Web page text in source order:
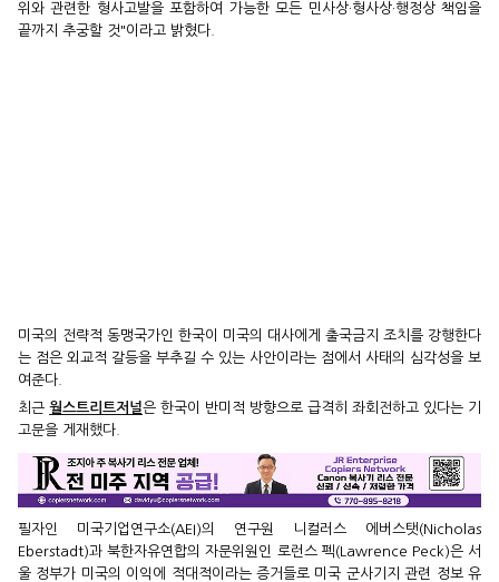
위와 관련한 형사고발을 포함하여 가능한 모든 민사상·형사상·행정상 책임을
끝까지 추궁할 것"이라고 밝혔다.
미국의 전략적 동맹국가인 한국이 미국의 대사에게 출국금지 조치를 강행한다
는 점은 외교적 갈등을 부추길 수 있는 사안이라는 점에서 사태의 심각성을 보
여준다.
최근 월스트리트저널은 한국이 반미적 방향으로 급격히 좌회전하고 있다는 기
고문을 게재했다.
필자인 미국기업연구소(AEI)의 연구원 니컬러스 에버스탯(Nicholas
Eberstadt)과 북한자유연합의 자문위원인 로런스 펙(Lawrence Peck)은 서
울 정부가 미국의 이익에 적대적이라는 증거들로 미국 군사기지 관련 정보 유